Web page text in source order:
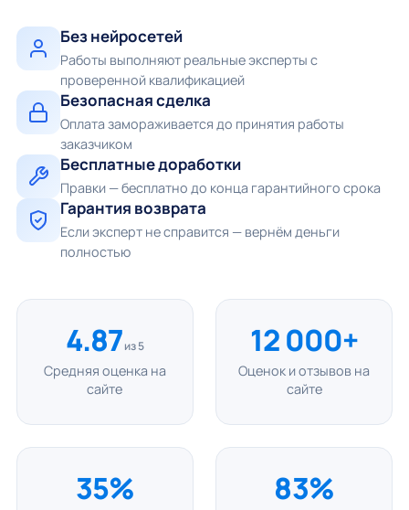
Без нейросетей
Работы выполняют реальные эксперты с
проверенной квалификацией
Безопасная сделка
Оплата замораживается до принятия работы
заказчиком
Бесплатные доработки
Правки — бесплатно до конца гарантийного срока
Гарантия возврата
Если эксперт не справится — вернём деньги
полностью
4.87из 5
Средняя оценка на
сайте
12 000+
Оценок и отзывов на
сайте
35% 83%